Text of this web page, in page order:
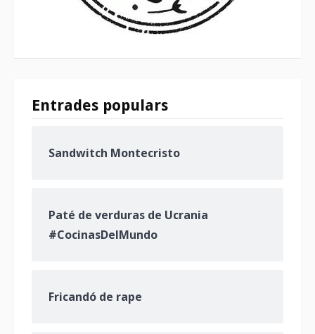
Entrades populars
Sandwitch Montecristo
Paté de verduras de Ucrania
#CocinasDelMundo
Fricandó de rape